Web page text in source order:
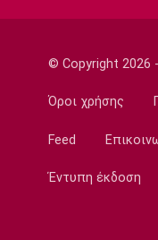
Ο Γουόκερ
Χάποελ Τελ
10:35
© Copyright
Όροι χρήσης
Feed
Έντυπη έκδοση